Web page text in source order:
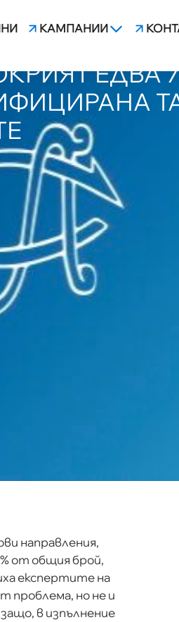
КАМПАНИИ
ЕДВА
направления,
от общия брой,
експертите на
проблема, но не и
в изпълнение